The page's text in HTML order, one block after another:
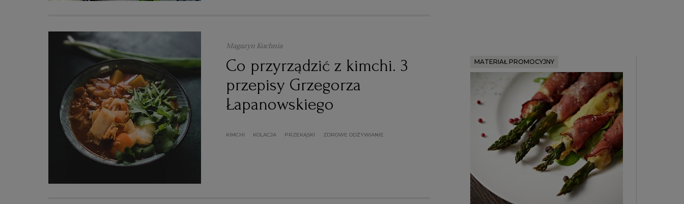
Magazyn Kuchnia
Co przyrządzić z kimchi. 3
przepisy Grzegorza
Łapanowskiego
KIMCHI KOLACJA PRZEKĄSKI ZDROWE ODŻYWIANIE
MATERIAŁ PROMOCYJNY